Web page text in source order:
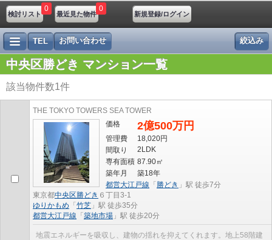
検討リスト
0
最近見た物件
0
新規登録/ログイン
絞込み
TEL お問い合わせ
中央区勝どき マンション一覧
該当物件数1件
THE TOKYO TOWERS SEA TOWER
価格
2億500万円
管理費
18,020円
間取り
2LDK
専有面積 87.90㎡
築年月
築18年
東京都中央区勝どき ６丁目3-1
都営大江戸線 「 勝どき 」駅 徒歩7分
ゆりかもめ 「 竹芝 」駅 徒歩35分
都営大江戸線 「 築地市場 」駅 徒歩20分
地震エネルギーを吸収し、建物の揺れを抑えてくれます。地上58階建